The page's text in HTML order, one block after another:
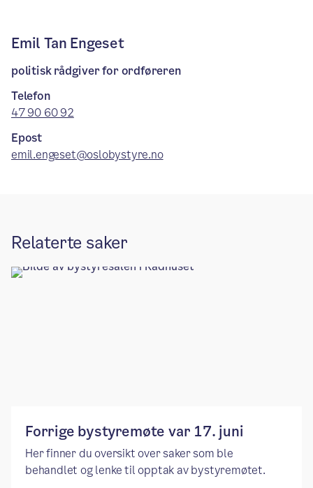
Emil Tan Engeset
politisk rådgiver for ordføreren
Telefon
47 90 60 92
Epost
emil.engeset@oslobystyre.no
Relaterte saker
Forrige bystyremøte var 17. juni
Her finner du oversikt over saker som ble
behandlet og lenke til opptak av bystyremøtet.